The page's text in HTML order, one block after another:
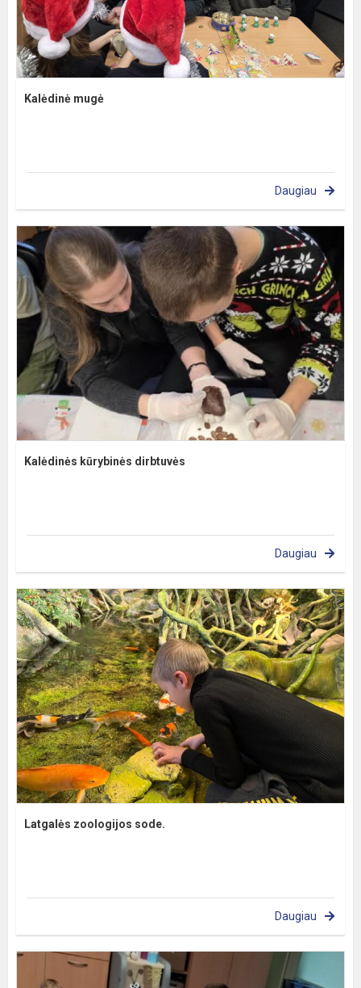
Kalėdinė mugė
Daugiau
Kalėdinės kūrybinės dirbtuvės
Daugiau
Latgalės zoologijos sode.
Daugiau